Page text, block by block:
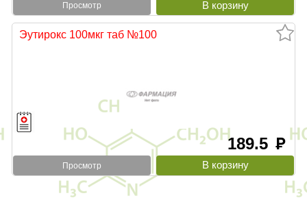
Просмотр
Эутирокс 100мкг таб №100
189.5 руб
Просмотр